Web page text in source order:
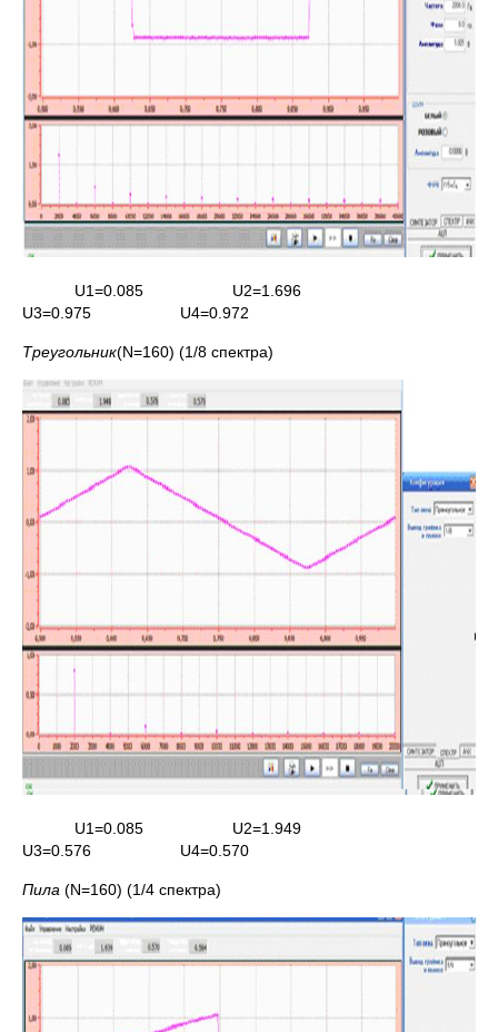
U1=0.085 U2=1.696
U3=0.975 U4=0.972
Треугольник(N=160) (1/8 спектра)
U1=0.085 U2=1.949
U3=0.576 U4=0.570
Пила (N=160) (1/4 спектра)